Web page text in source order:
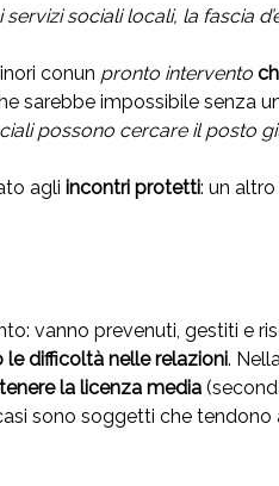
sociali locali, la fascia
conun pronto intervento
sarebbe impossibile senza
possono cercare il posto
agli incontri protetti: un
vanno prevenuti, gestiti e
le difficoltà nelle relazioni.
la licenza media
sono soggetti che tendono